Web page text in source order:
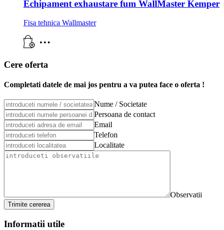
Echipament exhaustare fum WallMaster Kemper
Fisa tehnica Wallmaster
Cere oferta
Completati datele de mai jos pentru a va putea face o oferta !
Nume / Societate
Persoana de contact
Email
Telefon
Localitate
Observatii
Trimite cererea
Informatii utile